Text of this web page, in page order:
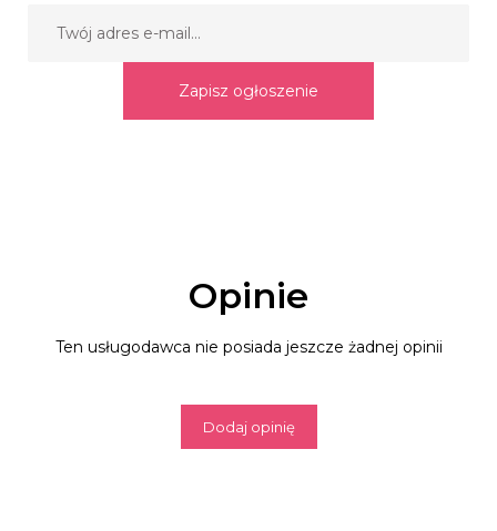
Zapisz ogłoszenie
Opinie
Ten usługodawca nie posiada jeszcze żadnej opinii
Dodaj opinię